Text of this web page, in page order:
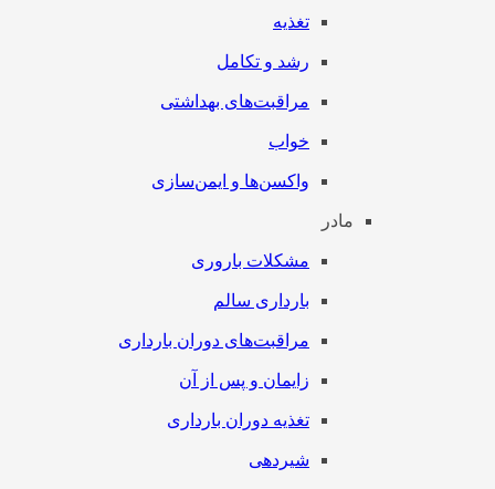
تغذیه
رشد و تکامل
مراقبت‌های بهداشتی
خواب
واکسن‌ها و ایمن‌سازی
مادر
مشکلات باروری
بارداری سالم
مراقبت‌های دوران بارداری
زایمان و پس از آن
تغذیه دوران بارداری
شیردهی